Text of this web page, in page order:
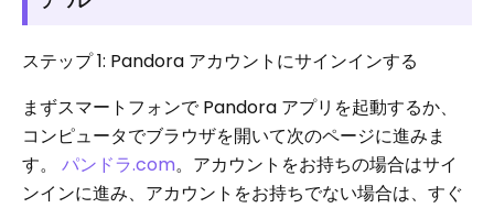
ステップ 1: Pandora アカウントにサインインする
まずスマートフォンで Pandora アプリを起動するか、
コンピュータでブラウザを開いて次のページに進みま
す。 パンドラ.com。アカウントをお持ちの場合はサイ
ンインに進み、アカウントをお持ちでない場合は、すぐ